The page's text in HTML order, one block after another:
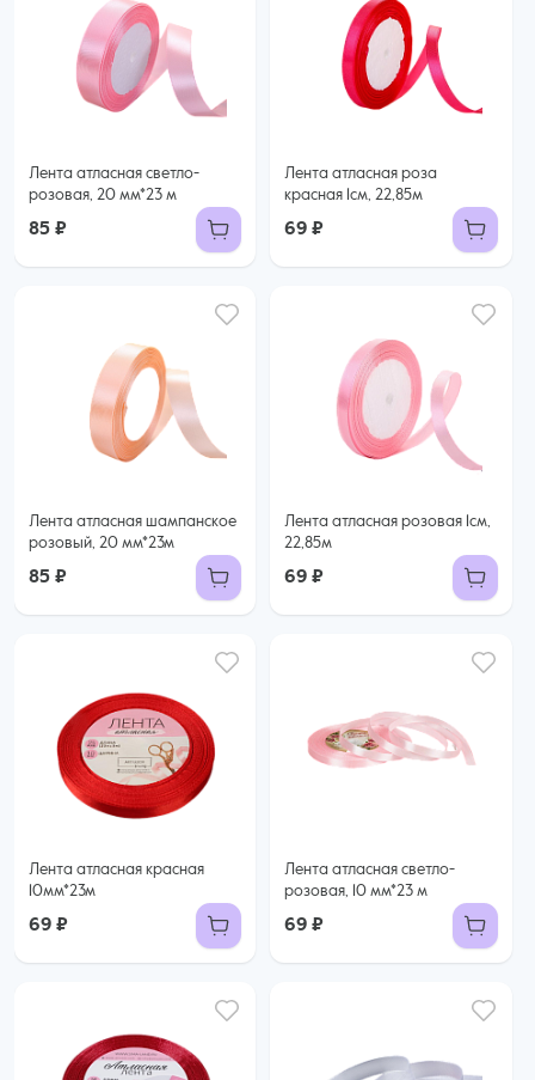
Лента атласная светло-
розовая, 20 мм*23 м
85 ₽
Лента атласная роза
красная 1см, 22,85м
69 ₽
Лента атласная шампанское
розовый, 20 мм*23м
85 ₽
Лента атласная розовая 1см,
22,85м
69 ₽
Лента атласная красная
10мм*23м
69 ₽
Лента атласная светло-
розовая, 10 мм*23 м
69 ₽